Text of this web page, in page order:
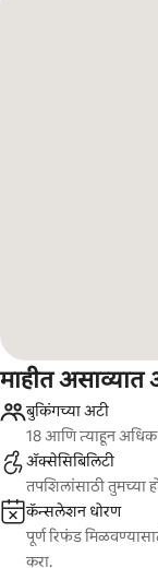
माहीत असाव्यात
बुकिंगच्या अटी
18 आणि त्याहून
ॲक्सेसिबिलिटी
तपशिलांसाठी तुमच्या
कॅन्सलेशन धोरण
पूर्ण रिफंड
करा.